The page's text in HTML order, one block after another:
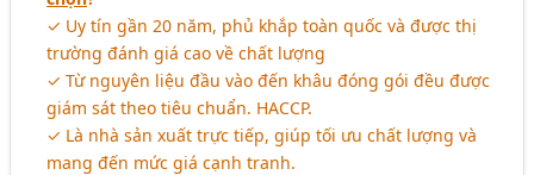
✓ Uy tín gần 20 năm, phủ khắp toàn quốc và được thị
trường đánh giá cao về chất lượng
✓ Từ nguyên liệu đầu vào đến khâu đóng gói đều được
giám sát theo tiêu chuẩn. HACCP.
✓ Là nhà sản xuất trực tiếp, giúp tối ưu chất lượng và
mang đến mức giá cạnh tranh.